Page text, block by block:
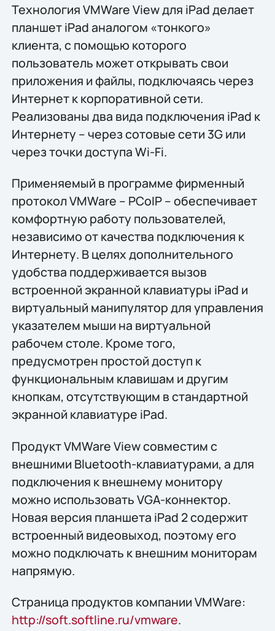
Технология VMWare View для iPad делает
планшет iPad аналогом «тонкого»
клиента, с помощью которого
пользователь может открывать свои
приложения и файлы, подключаясь через
Интернет к корпоративной сети.
Реализованы два вида подключения iPad к
Интернету – через сотовые сети 3G или
через точки доступа Wi-Fi.
Применяемый в программе фирменный
протокол VMWare – PCoIP – обеспечивает
комфортную работу пользователей,
независимо от качества подключения к
Интернету. В целях дополнительного
удобства поддерживается вызов
встроенной экранной клавиатуры iPad и
виртуальный манипулятор для управления
указателем мыши на виртуальной
рабочем столе. Кроме того,
предусмотрен простой доступ к
функциональным клавишам и другим
кнопкам, отсутствующим в стандартной
экранной клавиатуре iPad.
Продукт VMWare View совместим с
внешними Bluetooth-клавиатурами, а для
подключения к внешнему монитору
можно использовать VGA-коннектор.
Новая версия планшета iPad 2 содержит
встроенный видеовыход, поэтому его
можно подключать к внешним мониторам
напрямую.
Страница продуктов компании VMWare:
http://soft.softline.ru/vmware.